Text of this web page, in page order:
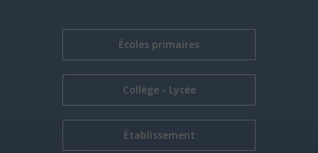
Écoles primaires
Collège - Lycée
Établissement